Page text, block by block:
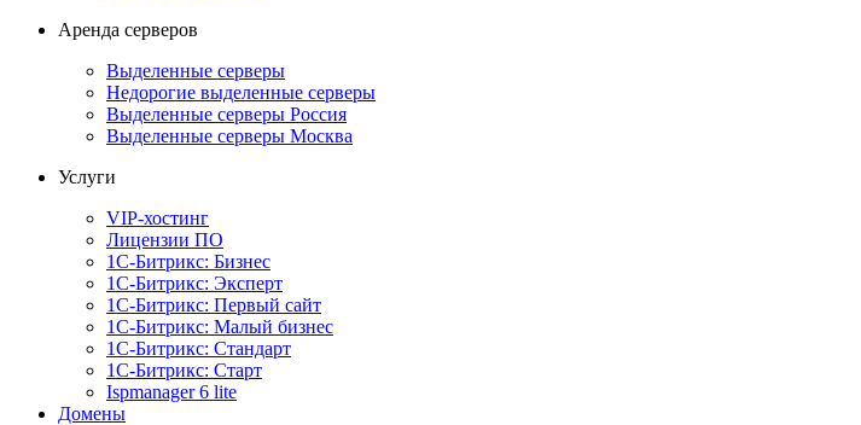
Аренда серверов
Выделенные серверы
Недорогие выделенные серверы
Выделенные серверы Россия
Выделенные серверы Москва
Услуги
VIP-хостинг
Лицензии ПО
1С-Битрикс: Бизнес
1С-Битрикс: Эксперт
1С-Битрикс: Первый сайт
1С-Битрикс: Малый бизнес
1С-Битрикс: Стандарт
1С-Битрикс: Старт
Ispmanager 6 lite
Домены